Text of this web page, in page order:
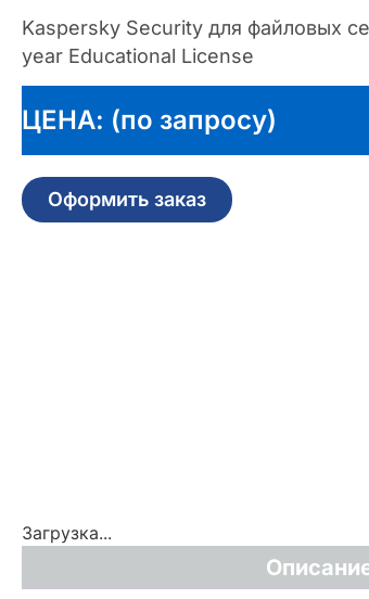
Kaspersky Security для файловых
year Educational License
ЦЕНА: (по запросу)
Оформить заказ
Загрузка...